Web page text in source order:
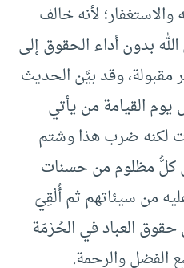
والاستغفار؛ لأنه خالف
الله بدون أداء الحقوق إلى
وقد بيَّن الحديث
يوم القيامة من يأتي
لكنه ضرب هذا وشتم
كلُّ مظلوم من حسنات
من سيئاتهم ثم أُلْقِيَ
حقوق العباد في الحُرْمَة
الفضل والرحمة.